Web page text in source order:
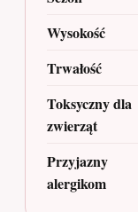
Wysokość
Trwałość
Toksyczny dla
zwierząt
Przyjazny
alergikom